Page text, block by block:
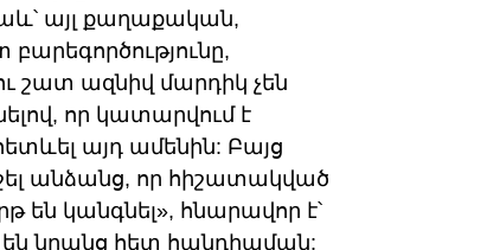
այլ քաղաքական,
շատ ազնիվ մարդիկ չեն
որ կատարվում է
այդ ամենին: Բայց
անձանց, որ հիշատակված
են կանգնել», հնարավոր է՝
են նրանց հետ հանդիպման: